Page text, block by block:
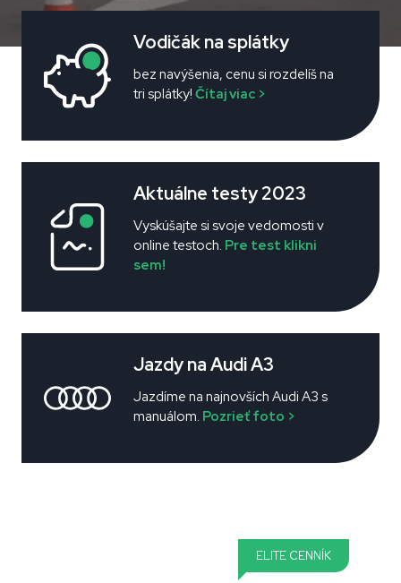
Vodičák na splátky
bez navýšenia, cenu si rozdelíš na
tri splátky! Čítaj viac >
Aktuálne testy 2023
Vyskúšajte si svoje vedomosti v
online testoch. Pre test klikni
sem!
Jazdy na Audi A3
Jazdíme na najnovších Audi A3 s
manuálom. Pozrieť foto >
ELITE CENNÍK